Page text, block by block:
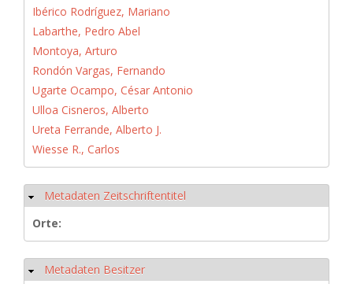
Ibérico Rodríguez, Mariano
Labarthe, Pedro Abel
Montoya, Arturo
Rondón Vargas, Fernando
Ugarte Ocampo, César Antonio
Ulloa Cisneros, Alberto
Ureta Ferrande, Alberto J.
Wiesse R., Carlos
Hide
Metadaten Zeitschriftentitel
Orte:
Hide
Metadaten Besitzer